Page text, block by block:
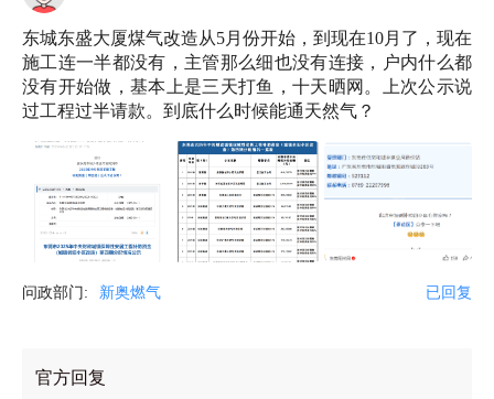
东城东盛大厦煤气改造从5月份开始，到现在10月了，现在
施工连一半都没有，主管那么细也没有连接，户内什么都
没有开始做，基本上是三天打鱼，十天晒网。上次公示说
过工程过半请款。到底什么时候能通天然气？
问政部门: 新奥燃气 已回复
官方回复